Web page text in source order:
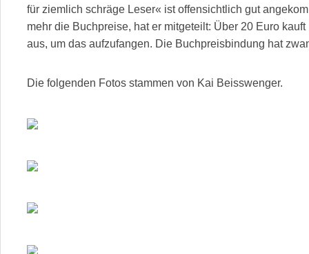
für ziemlich schräge Leser« ist offensichtlich gut
mehr die Buchpreise, hat er mitgeteilt: Über 20 Euro
aus, um das aufzufangen. Die Buchpreisbindung hat
Die folgenden Fotos stammen von Kai Beisswenger.